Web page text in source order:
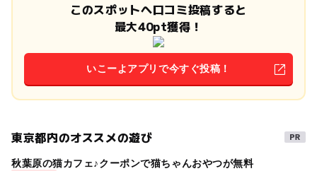
このスポットへ口コミ投稿すると
最大40pt獲得！
いこーよアプリで今すぐ投稿！
東京都内のオススメの遊び
秋葉原の猫カフェ♪クーポンで猫ちゃんおやつが無料